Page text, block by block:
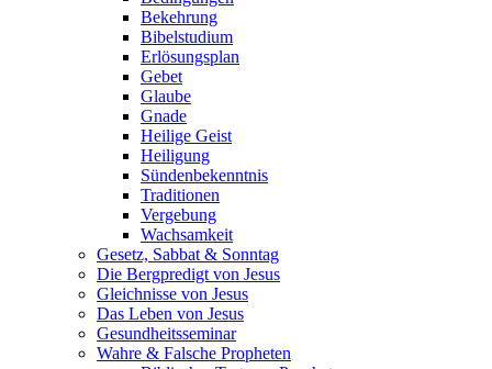
Bekehrung
Bibelstudium
Erlösungsplan
Gebet
Glaube
Gnade
Heilige Geist
Heiligung
Sündenbekenntnis
Traditionen
Vergebung
Wachsamkeit
Gesetz, Sabbat & Sonntag
Die Bergpredigt von Jesus
Gleichnisse von Jesus
Das Leben von Jesus
Gesundheitsseminar
Wahre & Falsche Propheten